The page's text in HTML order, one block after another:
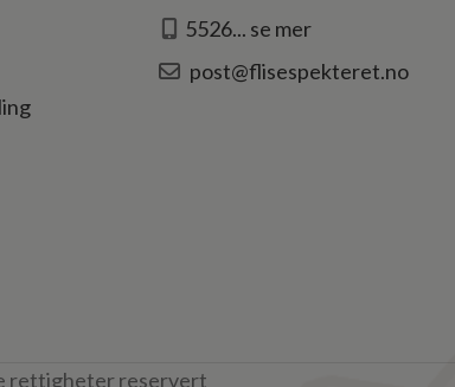
5526... se mer
post@flisespekteret.no
rettigheter reservert